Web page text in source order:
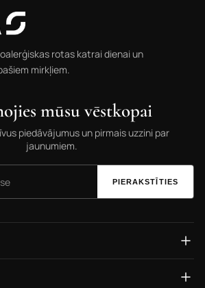
rotas katrai dienai un
mirkļiem.
mūsu vēstkopai
piedāvājumus un pirmais uzzini par
jaunumiem.
PIERAKSTĪTIES